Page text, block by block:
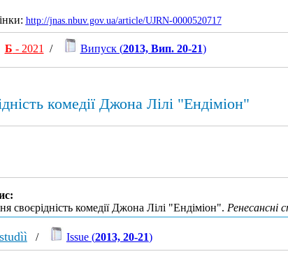
http://jnas.nbuv.gov.ua/article/UJRN-0000520717
Б - 2021 / Випуск (2013, Вип. 20-21)
комедії Джона Лілі "Ендіміон"
комедії Джона Лілі "Ендіміон". Ренесансні
/ Issue (2013, 20-21)